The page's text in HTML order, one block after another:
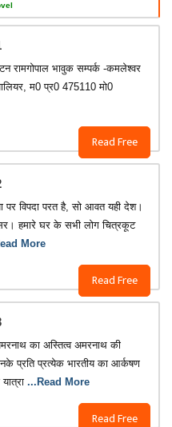
Read Free
रामगोपाल भावुक सम्पर्क -कमलेश्वर
म0 प्र0 475110 मो0
Read Free
पर विपदा परत है, सो आवत यही देश।
हमारे घर के सभी लोग चित्रकूट
More
Read Free
का अस्तित्व अमरनाथ की
प्रति प्रत्येक भारतीय का आर्कषण
...Read More